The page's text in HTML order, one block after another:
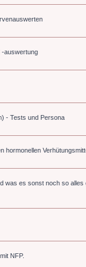
-auswertung
- Tests und Persona
hormonellen
was es sonst noch so alles
NFP.